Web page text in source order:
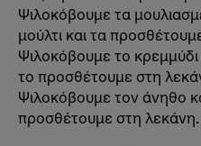
Ψιλοκόβουμε τα
μούλτι και τα
Ψιλοκόβουμε το
το προσθέτουμε στη
Ψιλοκόβουμε τον άνηθο
προσθέτουμε στη λεκάνη.